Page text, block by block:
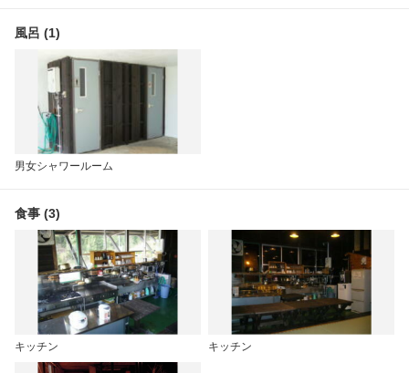
風呂 (1)
男女シャワールーム
食事 (3)
キッチン キッチン